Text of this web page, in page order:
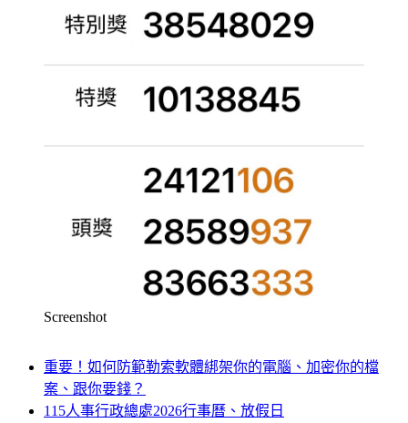
Screenshot
重要！如何防範勒索軟體綁架你的電腦、加密你的檔
案、跟你要錢？
115人事行政總處2026行事曆、放假日